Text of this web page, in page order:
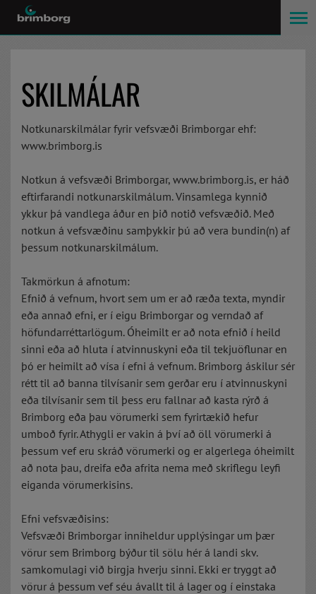
SKILMÁLAR
Notkunarskilmálar fyrir vefsvæði Brimborgar ehf:
www.brimborg.is
Notkun á vefsvæði Brimborgar, www.brimborg.is, er háð
eftirfarandi notkunarskilmálum. Vinsamlega kynnið
ykkur þá vandlega áður en þið notið vefsvæðið. Með
notkun á vefsvæðinu samþykkir þú að vera bundin(n) af
þessum notkunarskilmálum.
Takmörkun á afnotum:
Efnið á vefnum, hvort sem um er að ræða texta, myndir
eða annað efni, er í eigu Brimborgar og verndað af
höfundarréttarlögum. Óheimilt er að nota efnið í heild
sinni eða að hluta í atvinnuskyni eða til tekjuöflunar en
þó er heimilt að vísa í efni á vefnum. Brimborg áskilur sér
rétt til að banna tilvísanir sem gerðar eru í atvinnuskyni
eða tilvísanir sem til þess eru fallnar að kasta rýrð á
Brimborg eða þau vörumerki sem fyrirtækið hefur
umboð fyrir. Athygli er vakin á því að öll vörumerki á
þessum vef eru skráð vörumerki og er algerlega óheimilt
að nota þau, dreifa eða afrita nema með skriflegu leyfi
eiganda vörumerkisins.
Efni vefsvæðisins:
Vefsvæði Brimborgar inniheldur upplýsingar um þær
vörur sem Brimborg býður til sölu hér á landi skv.
samkomulagi við birgja hverju sinni. Ekki er tryggt að
vörur á þessum vef séu ávallt til á lager og í einstaka